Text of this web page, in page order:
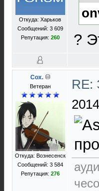
Откуда: Харьков
Сообщений: 3 609
Репутация: 260 ?
Cox.
Ветеран
Откуда: Вознесенск
Сообщений: 3 584
Репутация: 276
RE: